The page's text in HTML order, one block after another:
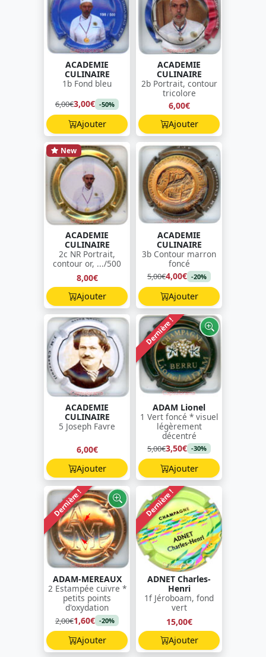
ACADEMIE
CULINAIRE
1b Fond bleu
6,00€3,00€ -50%
Ajouter
ACADEMIE
CULINAIRE
2b Portrait, contour
tricolore
6,00€
Ajouter
New
ACADEMIE
CULINAIRE
2c NR Portrait,
contour or, .../500
8,00€
Ajouter
ACADEMIE
CULINAIRE
3b Contour marron
foncé
5,00€4,00€ -20%
Ajouter
ACADEMIE
CULINAIRE
5 Joseph Favre
6,00€
Ajouter
Dernière !
ADAM Lionel
1 Vert foncé * visuel
légèrement
décentré
5,00€3,50€ -30%
Ajouter
Dernière !
ADAM-MEREAUX
2 Estampée cuivre *
petits points
d'oxydation
2,00€1,60€ -20%
Ajouter
Dernière !
ADNET Charles-
Henri
1f Jéroboam, fond
vert
15,00€
Ajouter